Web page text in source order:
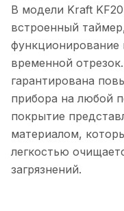
В модели Kraft
встроенный
функционирование
временной
гарантирована
прибора на любой
покрытие
материалом,
легкостью
загрязнений.